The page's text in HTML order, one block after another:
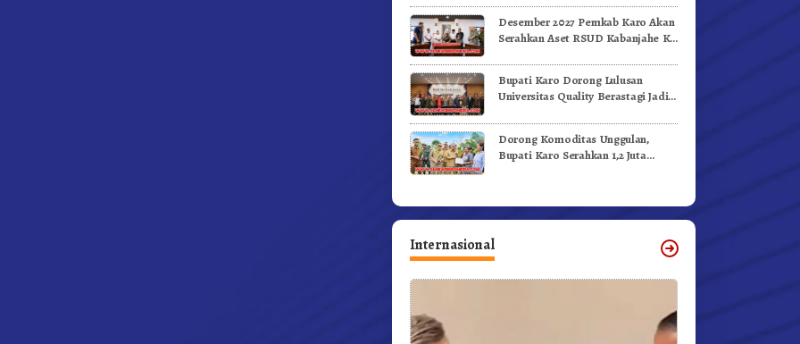
Desember 2027 Pemkab Karo Akan
Serahkan Aset RSUD Kabanjahe Ke
Bupati Karo Dorong Lulusan
Universitas Quality Berastagi Jadi
Dorong Komoditas Unggulan,
Bupati Karo Serahkan 1,2 Juta
Internasional